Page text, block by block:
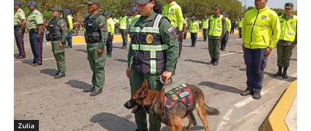
Zulia